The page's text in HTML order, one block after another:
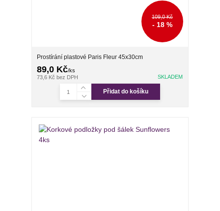
109,0 Kč
- 18 %
Prostírání plastové Paris Fleur 45x30cm
89,0 Kč/ks
73,6 Kč bez DPH SKLADEM
Přidat do košíku